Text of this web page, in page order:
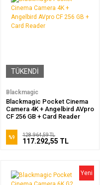
TÜKENDİ
Blackmagic
Blackmagic Pocket Cinema
Camera 4K + Angelbird AVpro
CF 256 GB + Card Reader
%9 128.964,59 TL
117.292,55 TL
Yeni